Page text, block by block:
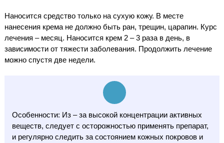
Наносится средство только на сухую кожу. В месте
нанесения крема не должно быть ран, трещин, царапин. Курс
лечения – месяц. Наносится крем 2 – 3 раза в день, в
зависимости от тяжести заболевания. Продолжить лечение
можно спустя две недели.
Особенности: Из – за высокой концентрации активных
веществ, следует с осторожностью применять препарат,
и регулярно следить за состоянием кожных покровов и